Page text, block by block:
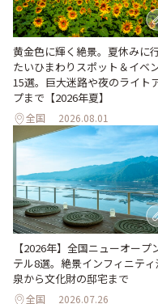
黄金色に輝く絶景。夏休みに
たいひまわりスポット＆イベ
15選。巨大迷路や夜のライト
プまで【2026年夏】
全国 2026.08.01
【2026年】全国ニューオープ
テル8選。絶景インフィニティ
泉から文化財の邸宅まで
全国 2026.07.26